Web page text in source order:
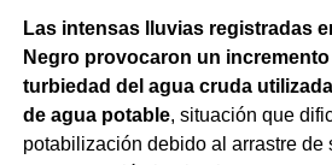
Las intensas lluvias registradas
Negro provocaron un
turbiedad del agua cruda
de agua potable, situación que
potabilización debido al arrastre de